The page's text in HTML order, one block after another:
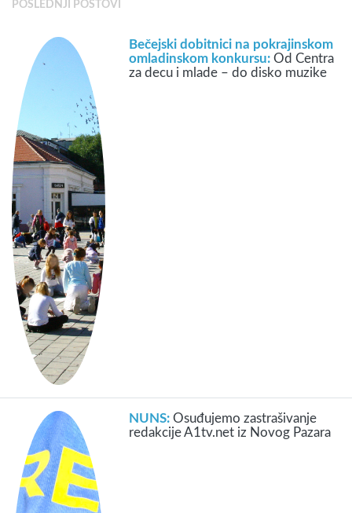
POSLEDNJI POSTOVI
Bečejski dobitnici na pokrajinskom
omladinskom konkursu:Od Centra
za decu i mlade – do disko muzike
NUNS:Osuđujemo zastrašivanje
redakcije A1tv.net iz Novog Pazara